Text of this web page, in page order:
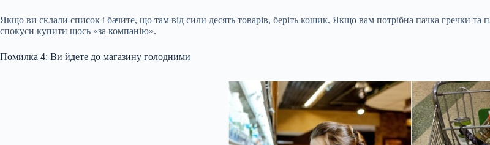
Якщо ви склали список і бачите, що там від сили десять товарів, беріть кошик. Якщо вам потрібна пачка гречки
спокуси купити щось «за компанію».
Помилка 4: Ви йдете до магазину голодними